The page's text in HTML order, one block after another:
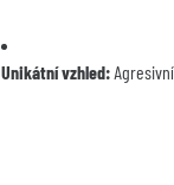
Unikátní vzhled: